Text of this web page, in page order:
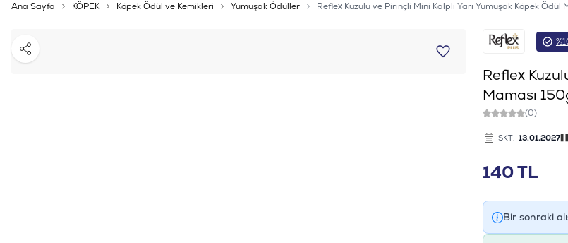
Ana Sayfa KÖPEK Köpek Ödül ve Kemikleri Yumuşak Ödüller Reflex Kuzulu ve Pirinçli Mini Kalpli Yarı Yumuşak Köpek Ödül
Paylaş
Reflex
Maması
(0)
SKT: 13.01.2027
140TL
Bir sonraki